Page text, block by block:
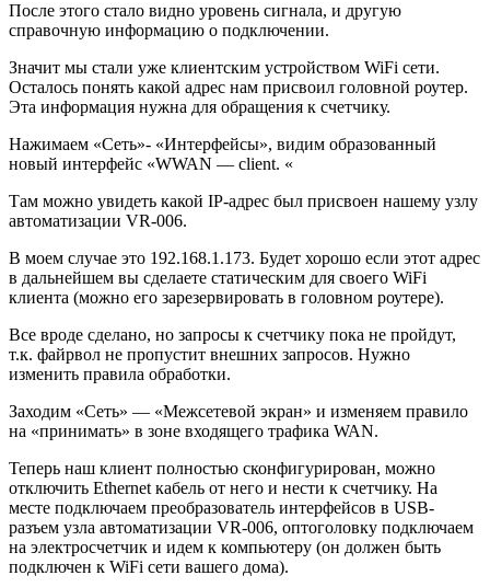
После этого стало видно уровень сигнала, и другую
справочную информацию о подключении.
Значит мы стали уже клиентским устройством WiFi сети.
Осталось понять какой адрес нам присвоил головной роутер.
Эта информация нужна для обращения к счетчику.
Нажимаем «Сеть»- «Интерфейсы», видим образованный
новый интерфейс «WWAN — client. «
Там можно увидеть какой IP-адрес был присвоен нашему узлу
автоматизации VR-006.
В моем случае это 192.168.1.173. Будет хорошо если этот адрес
в дальнейшем вы сделаете статическим для своего WiFi
клиента (можно его зарезервировать в головном роутере).
Все вроде сделано, но запросы к счетчику пока не пройдут,
т.к. файрвол не пропустит внешних запросов. Нужно
изменить правила обработки.
Заходим «Сеть» — «Межсетевой экран» и изменяем правило
на «принимать» в зоне входящего трафика WAN.
Теперь наш клиент полностью сконфигурирован, можно
отключить Ethernet кабель от него и нести к счетчику. На
месте подключаем преобразователь интерфейсов в USB-
разъем узла автоматизации VR-006, оптоголовку подключаем
на электросчетчик и идем к компьютеру (он должен быть
подключен к WiFi сети вашего дома).